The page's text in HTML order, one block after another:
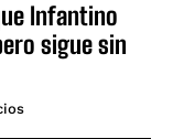
Infantino
sigue sin